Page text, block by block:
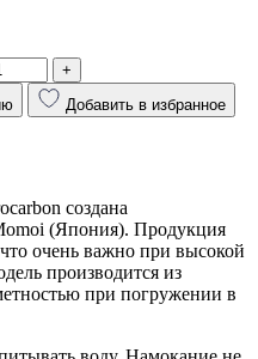
+
Добавить в избранное
создана
(Япония). Продукция
очень важно при высокой
производится из
при погружении в